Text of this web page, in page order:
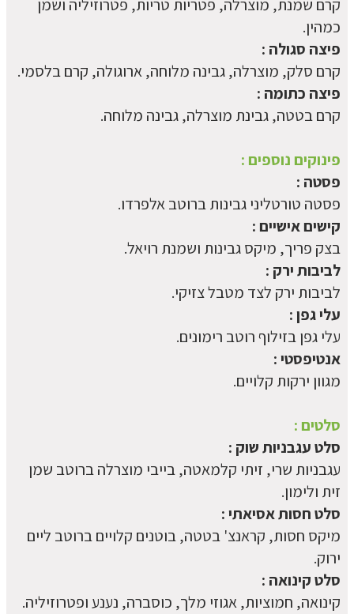
קרם שמנת, מוצרלה, פטריות טריות, פטרוזיליה ושמן
כמהין.
פיצה סגולה :
קרם סלק, מוצרלה, גבינה מלוחה, ארוגולה, קרם בלסמי.
פיצה כתומה :
קרם בטטה, גבינת מוצרלה, גבינה מלוחה.
פינוקים נוספים :
פסטה :
פסטה טורטליני גבינות ברוטב אלפרדו.
קישים אישיים :
בצק פריך, מיקס גבינות ושמנת רויאל.
לביבות ירק :
לביבות ירק לצד מטבל צזיקי.
עלי גפן :
עלי גפן בזילוף רוטב רימונים.
אנטיפסטי :
מגוון ירקות קלויים.
סלטים :
סלט עגבניות שוק :
עגבניות שרי, זיתי קלמאטה, בייבי מוצרלה ברוטב שמן
זית ולימון.
סלט חסות אסיאתי :
מיקס חסות, קראנצ' בטטה, בוטנים קלויים ברוטב ליים
ירוק.
סלט קינואה :
קינואה, חמוציות, אגוזי מלך, כוסברה, נענע ופטרוזיליה.